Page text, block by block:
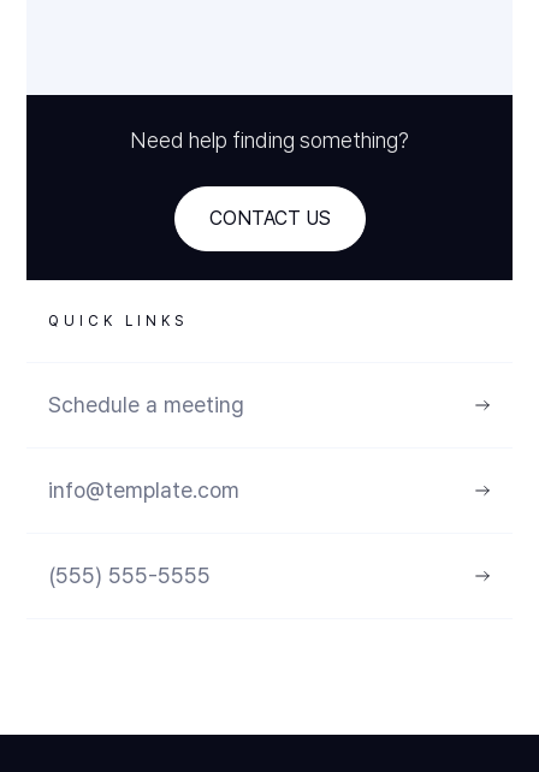
Need help finding something?
CONTACT US
QUICK LINKS
Schedule a meeting
info@template.com
(555) 555-5555